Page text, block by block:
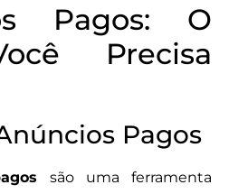
Pagos: O
Precisa
Pagos
são uma ferramenta